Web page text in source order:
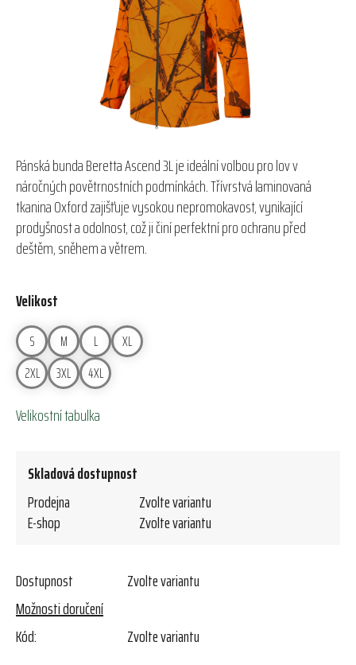
Pánská bunda Beretta Ascend 3L je ideální volbou pro lov v
náročných povětrnostních podmínkách. Třívrstvá laminovaná
tkanina Oxford zajišťuje vysokou nepromokavost, vynikající
prodyšnost a odolnost, což ji činí perfektní pro ochranu před
deštěm, sněhem a větrem.
Velikost
S M L
XL
2XL
3XL 4XL
Velikostní tabulka
Skladová dostupnost
Prodejna
Zvolte variantu
E-shop
Zvolte variantu
Dostupnost
Zvolte variantu
Možnosti doručení
Kód:
Zvolte variantu